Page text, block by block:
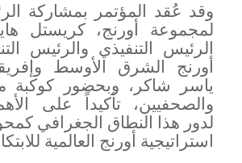
وقد عُقد المؤتمر بمشاركة
لمجموعة أورنج،كريستل
الرئيس التنفيذي والرئيس
أورنج الشرق الأوسط
ياسر شاكر، وبحضور كوكبة
والصحفيين، تأكيداً على
لدور هذا النطاق الجغرافي
استراتيجية أورنج العالمية